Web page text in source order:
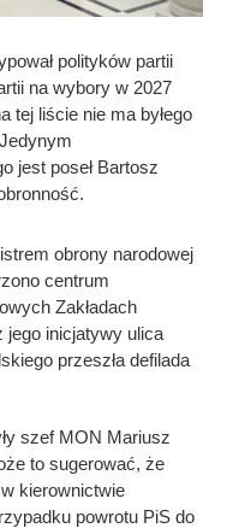
polityków partii
na wybory w 2027
tej liście nie ma byłego
jest poseł Bartosz
obrony narodowej
centrum
Zakładach
jego inicjatywy ulica
przeszła defilada
szef MON Mariusz
to sugerować, że
kierownictwie
powrotu PiS do